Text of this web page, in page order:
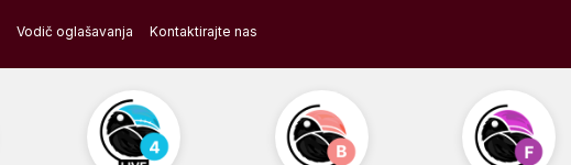
Vodič oglašavanja Kontaktirajte nas